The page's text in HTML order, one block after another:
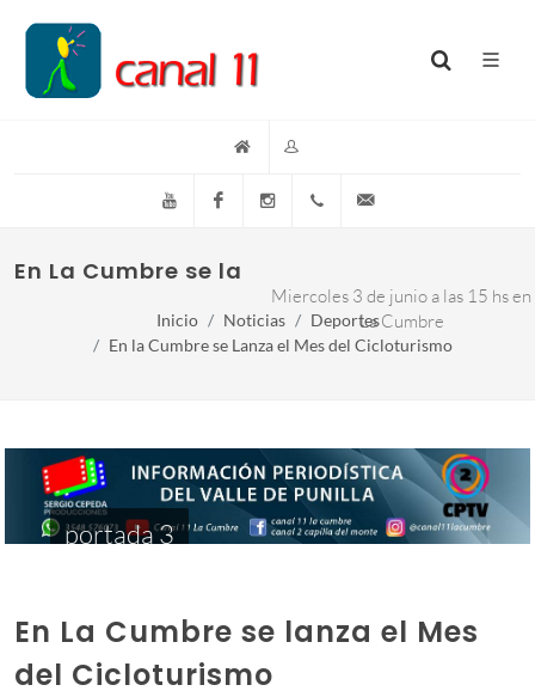
YouTube FacebookInstagram(+54)(9)3548-576073
En La Cumbre se lanza el Mes del
Miercoles 3 de junio a las 15 hs en
La Cumbre
Inicio Noticias
Deportes
En la Cumbre se Lanza el Mes del Cicloturismo
portada 3
En La Cumbre se lanza el Mes
del Cicloturismo